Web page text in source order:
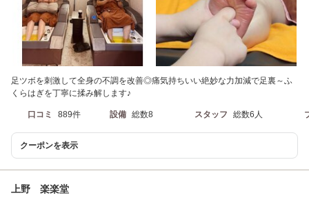
足ツボを刺激して全身の不調を改善◎痛気持ちいい絶妙な力加減で足裏～ふ
くらはぎを丁寧に揉み解します♪
口コミ 889件 設備 総数8 スタッフ 総数6人
クーポンを表示
上野 楽楽堂